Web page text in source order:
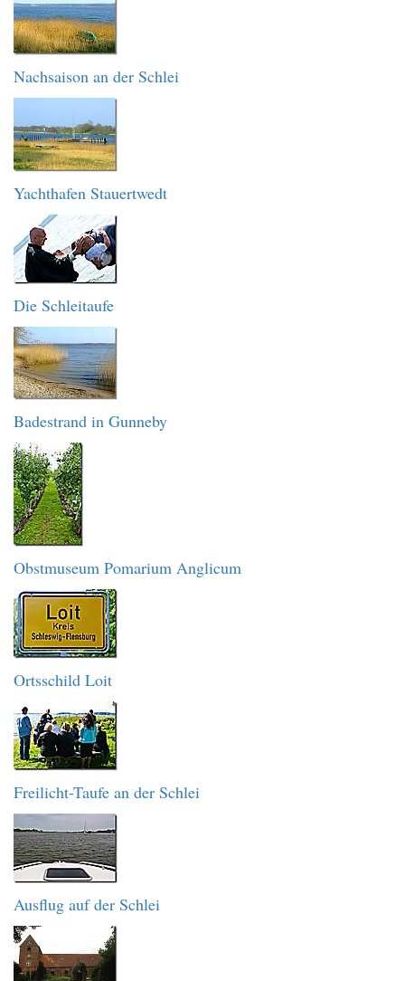
Nachsaison an der Schlei
Yachthafen Stauertwedt
Die Schleitaufe
Badestrand in Gunneby
Obstmuseum Pomarium Anglicum
Ortsschild Loit
Freilicht-Taufe an der Schlei
Ausflug auf der Schlei